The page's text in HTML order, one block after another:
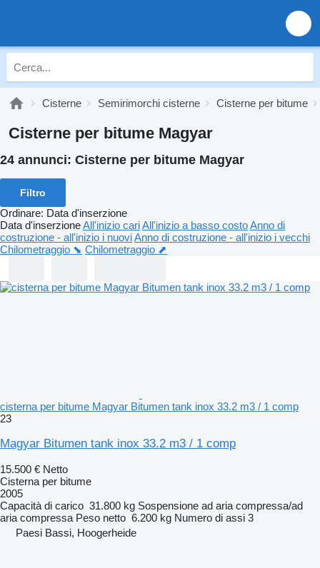
Cisterne Semirimorchi cisterne Cisterne per bitume
Cisterne per bitume Magyar
24 annunci: Cisterne per bitume Magyar
Filtro
Ordinare: Data d'inserzione
Data d'inserzioneAll'inizio cariAll'inizio a basso costoAnno di
costruzione - all'inizio i nuoviAnno di costruzione - all'inizio i vecchi
Chilometraggio ⬊ Chilometraggio ⬈
cisterna per bitume Magyar Bitumen tank inox 33.2 m3 / 1 comp
23
Magyar Bitumen tank inox 33.2 m3 / 1 comp
15.500 € Netto
Cisterna per bitume
2005
Capacità di carico 31.800 kg Sospensione ad aria compressa/ad
aria compressa Peso netto 6.200 kg Numero di assi 3
Paesi Bassi, Hoogerheide